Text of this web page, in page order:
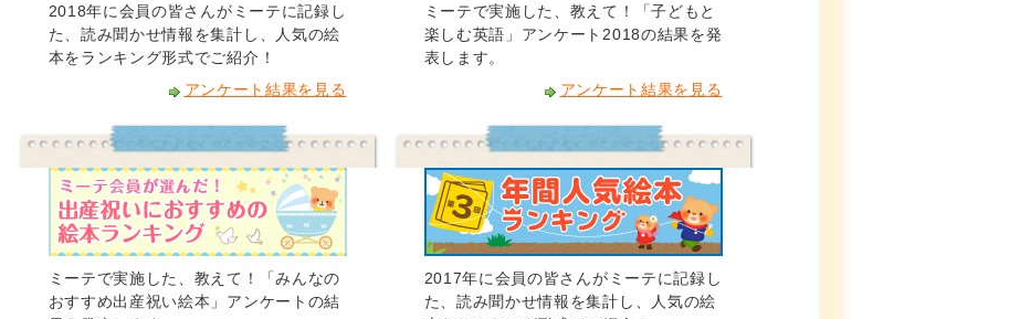
2018年に会員の皆さんがミーテに記録し
た、読み聞かせ情報を集計し、人気の絵
本をランキング形式でご紹介！
アンケート結果を見る
ミーテで実施した、教えて！「子どもと
楽しむ英語」アンケート2018の結果を発
表します。
アンケート結果を見る
ミーテで実施した、教えて！「みんなの
おすすめ出産祝い絵本」アンケートの結
2017年に会員の皆さんがミーテに記録し
た、読み聞かせ情報を集計し、人気の絵